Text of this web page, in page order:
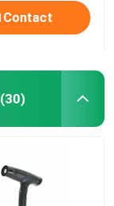
Contact
(30)